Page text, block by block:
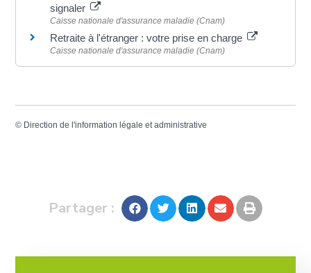
signaler
Caisse nationale d'assurance maladie (Cnam)
Retraite à l'étranger : votre prise en charge
Caisse nationale d'assurance maladie (Cnam)
© Direction de l'information légale et administrative
Partager :